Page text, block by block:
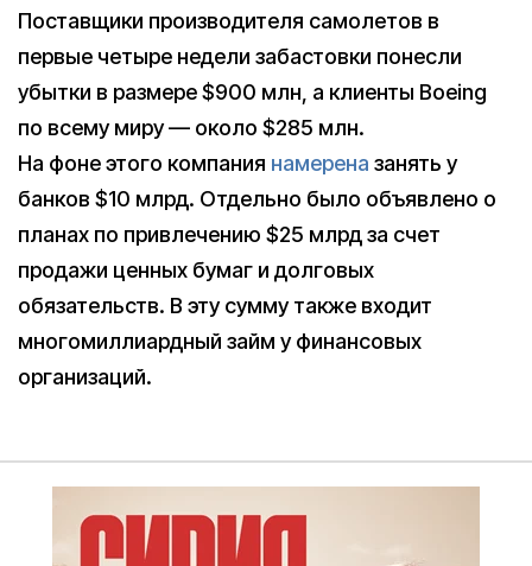
Поставщики производителя самолетов в
первые четыре недели забастовки понесли
убытки в размере $900 млн, а клиенты Boeing
по всему миру — около $285 млн.
На фоне этого компания намерена занять у
банков $10 млрд. Отдельно было объявлено о
планах по привлечению $25 млрд за счет
продажи ценных бумаг и долговых
обязательств. В эту сумму также входит
многомиллиардный займ у финансовых
организаций.